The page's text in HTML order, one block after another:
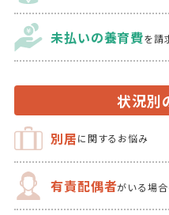
未払いの養育費を請
状況別
別居に関するお悩み
有責配偶者がいる場